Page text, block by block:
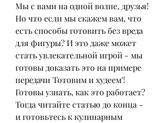
Мы с вами на одной волне, друзья!
Но что если мы скажем вам, что
есть способы готовить без вреда
для фигуры? И это даже может
стать увлекательной игрой - мы
готовы доказать это на примере
передачи 'Готовим и худеем'!
Готовы узнать, как это работает?
Тогда читайте статью до конца -
и готовьтесь к кулинарным